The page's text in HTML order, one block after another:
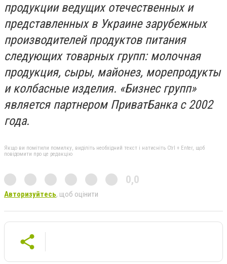
продукции ведущих отечественных и
представленных в Украине зарубежных
производителей продуктов питания
следующих товарных групп: молочная
продукция, сыры, майонез, морепродукты
и колбасные изделия. «Бизнес групп»
является партнером ПриватБанка с 2002
года.
Якщо ви помітили помилку, виділіть необхідний текст і натисніть Ctrl + Enter, щоб
повідомити про це редакцію
0,0
Авторизуйтесь, щоб оцінити